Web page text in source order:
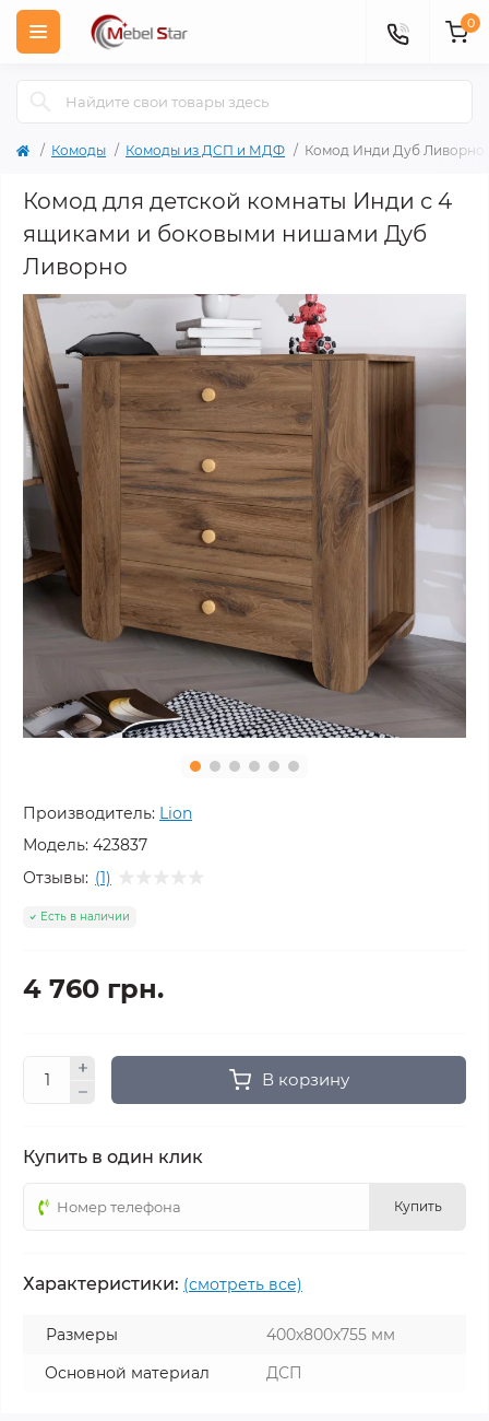
0
Комоды Комоды из ДСП и МДФ Комод Инди Дуб Ливорно
Комод для детской комнаты Инди с 4
ящиками и боковыми нишами Дуб
Ливорно
Производитель: Lion
Модель: 423837
Отзывы: (1)
Есть в наличии
4 760 грн.
В корзину
Купить в один клик
Купить
Характеристики: (смотреть все)
Размеры
400х800х755 мм
Основной материал
ДСП